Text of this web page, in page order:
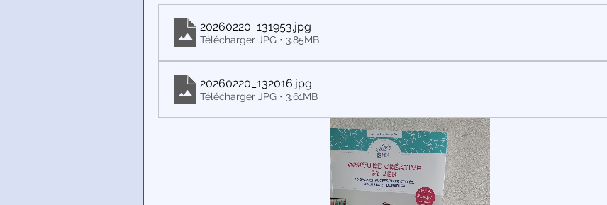
20260220_131953.jpg
Télécharger JPG • 3.85MB
20260220_132016.jpg
Télécharger JPG • 3.61MB